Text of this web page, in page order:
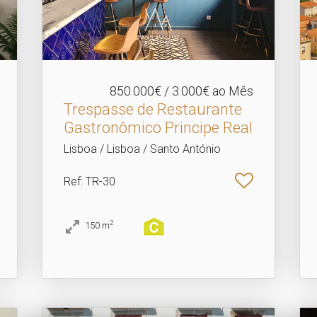
850.000€ / 3.000€ ao Mês
Trespasse de Restaurante
Gastronômico Principe Real
Lisboa / Lisboa / Santo António
Ref: TR-30
150 m2